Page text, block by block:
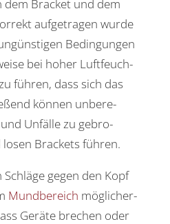
dem Bracket und dem
aufge­tragen wurde
Bedin­gungen
bei hoher Luft­feuch­
führen, dass sich das
können unbe­re­
Unfälle zu gebro­
Brackets führen.
gegen den Kopf
Mund­be­reich mögli­cher­
Geräte brechen oder